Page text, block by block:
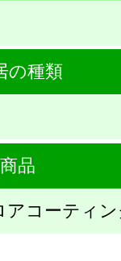
の種類
商品
アコーティ